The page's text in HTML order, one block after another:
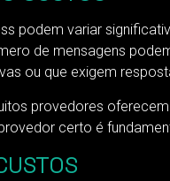
podem variar
de mensagens
ou que exigem
provedores
certo é